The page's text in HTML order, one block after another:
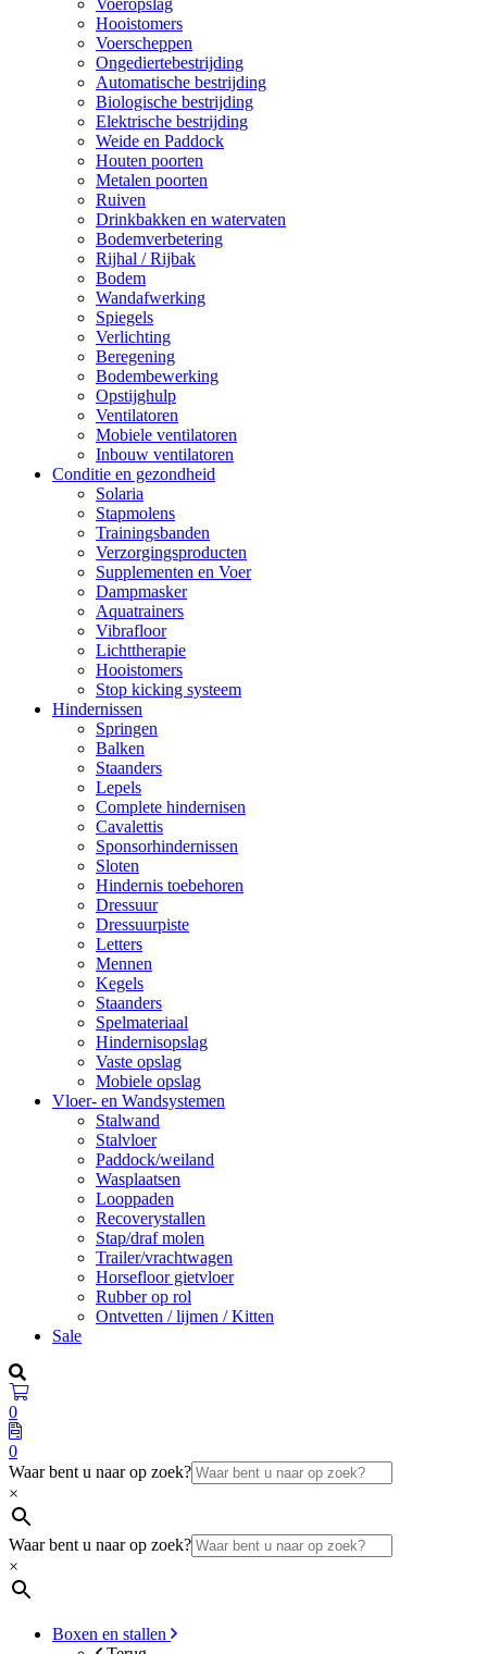
Voeropslag
Hooistomers
Voerscheppen
Ongediertebestrijding
Automatische bestrijding
Biologische bestrijding
Elektrische bestrijding
Weide en Paddock
Houten poorten
Metalen poorten
Ruiven
Drinkbakken en watervaten
Bodemverbetering
Rijhal / Rijbak
Bodem
Wandafwerking
Spiegels
Verlichting
Beregening
Bodembewerking
Opstijghulp
Ventilatoren
Mobiele ventilatoren
Inbouw ventilatoren
Conditie en gezondheid
Solaria
Stapmolens
Trainingsbanden
Verzorgingsproducten
Supplementen en Voer
Dampmasker
Aquatrainers
Vibrafloor
Lichttherapie
Hooistomers
Stop kicking systeem
Hindernissen
Springen
Balken
Staanders
Lepels
Complete hindernisen
Cavalettis
Sponsorhindernissen
Sloten
Hindernis toebehoren
Dressuur
Dressuurpiste
Letters
Mennen
Kegels
Staanders
Spelmateriaal
Hindernisopslag
Vaste opslag
Mobiele opslag
Vloer- en Wandsystemen
Stalwand
Stalvloer
Paddock/weiland
Wasplaatsen
Looppaden
Recoverystallen
Stap/draf molen
Trailer/vrachtwagen
Horsefloor gietvloer
Rubber op rol
Ontvetten / lijmen / Kitten
Sale
0
0
Waar bent u naar op zoek?
×
Waar bent u naar op zoek?
×
Boxen en stallen